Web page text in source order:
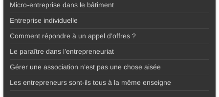
Micro-entreprise dans le bâtiment
Entreprise individuelle
Comment répondre à un appel d’offres ?
Le paraître dans l’entrepreneuriat
Gérer une association n’est pas une chose aisée
Les entrepreneurs sont-ils tous à la même enseigne